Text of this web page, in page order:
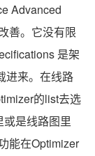
Advanced
善。它没有限
是架
进来。在线路
的list去选
是线路图里
能在Optimizer